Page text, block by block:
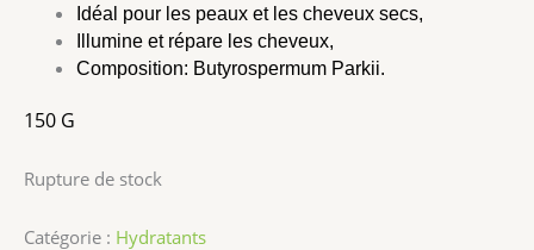
Idéal pour les peaux et les cheveux secs,
Illumine et répare les cheveux,
Composition: Butyrospermum Parkii.
150 G
Rupture de stock
Catégorie : Hydratants